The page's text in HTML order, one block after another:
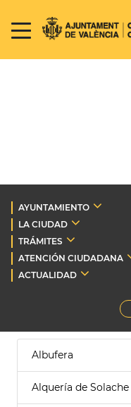
AYUNTAMIENTO
LA CIUDAD
TRÁMITES
ATENCIÓN CIUDADANA
ACTUALIDAD
Albufera
Alquería de Solache